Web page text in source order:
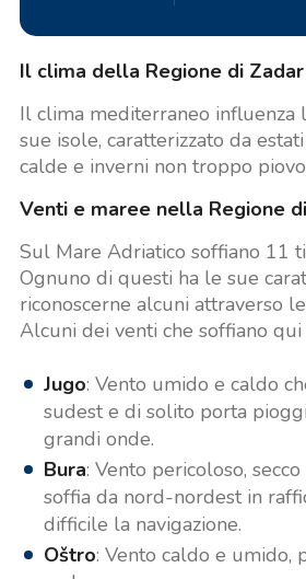
Il clima della Regione di Zadar
Il clima mediterraneo influenza
sue isole, caratterizzato da
calde e inverni non troppo
Venti e maree nella Regione
Sul Mare Adriatico soffiano 11
Ognuno di questi ha le sue
riconoscerne alcuni attraverso
Alcuni dei venti che soffiano
Jugo: Vento umido e caldo
sudest e di solito porta
grandi onde.
Bura: Vento pericoloso,
soffia da nord-nordest in
difficile la navigazione.
Oštro: Vento caldo e umido,